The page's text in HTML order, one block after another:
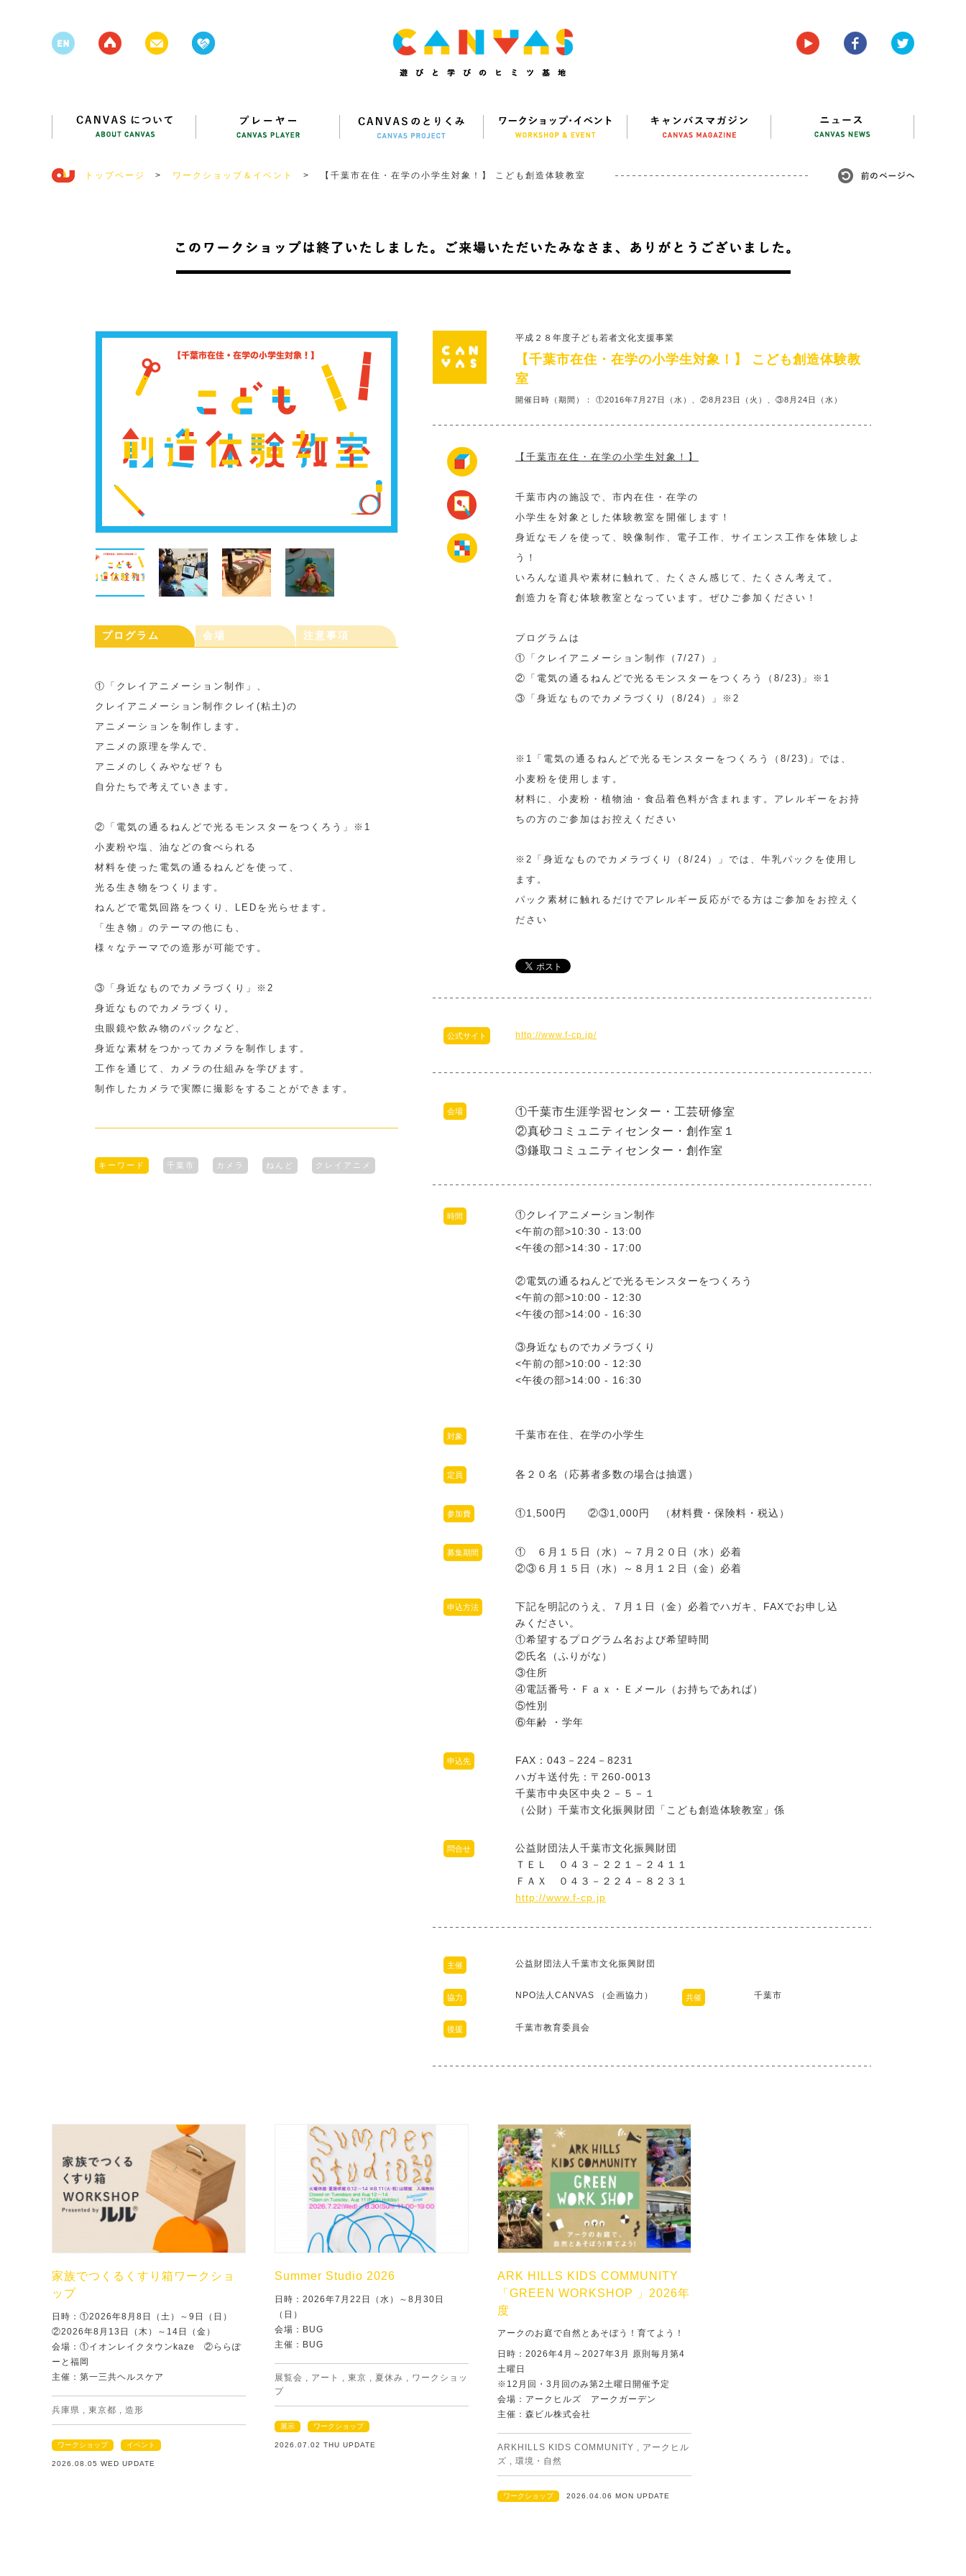
トップページ > ワークショップ＆イベント > 【千葉市在住・在学の小学生対象！】 こども創造体験教室
プログラム 会場 注意事項
①「クレイアニメーション制作」、
クレイアニメーション制作クレイ(粘土)の
アニメーションを制作します。
アニメの原理を学んで、
アニメのしくみやなぜ？も
自分たちで考えていきます。
②「電気の通るねんどで光るモンスターをつくろう」※1
小麦粉や塩、油などの食べられる
材料を使った電気の通るねんどを使って、
光る生き物をつくります。
ねんどで電気回路をつくり、LEDを光らせます。
「生き物」のテーマの他にも、
様々なテーマでの造形が可能です。
③「身近なものでカメラづくり」※2
身近なものでカメラづくり。
虫眼鏡や飲み物のパックなど、
身近な素材をつかってカメラを制作します。
工作を通じて、カメラの仕組みを学びます。
制作したカメラで実際に撮影をすることができます。
キーワード 千葉市 カメラ ねんど クレイアニメ
平成２８年度子ども若者文化支援事業
【千葉市在住・在学の小学生対象！】 こども創造体験教
室
開催日時（期間）： ①2016年7月27日（水）、②8月23日（火）、③8月24日（水）
【千葉市在住・在学の小学生対象！】
千葉市内の施設で、市内在住・在学の
小学生を対象とした体験教室を開催します！
身近なモノを使って、映像制作、電子工作、サイエンス工作を体験しよ
う！
いろんな道具や素材に触れて、たくさん感じて、たくさん考えて。
創造力を育む体験教室となっています。ぜひご参加ください！
プログラムは
①「クレイアニメーション制作（7/27）」
②「電気の通るねんどで光るモンスターをつくろう（8/23)」※1
③「身近なものでカメラづくり（8/24）」※2
※1「電気の通るねんどで光るモンスターをつくろう（8/23)」では、
小麦粉を使用します。
材料に、小麦粉・植物油・食品着色料が含まれます。アレルギーをお持
ちの方のご参加はお控えください
※2「身近なものでカメラづくり（8/24）」では、牛乳パックを使用し
ます。
パック素材に触れるだけでアレルギー反応がでる方はご参加をお控えく
ださい
公式サイト http://www.f-cp.jp/
会場
①千葉市生涯学習センター・工芸研修室
②真砂コミュニティセンター・創作室１
③鎌取コミュニティセンター・創作室
時間
①クレイアニメーション制作
<午前の部>10:30 - 13:00
<午後の部>14:30 - 17:00
②電気の通るねんどで光るモンスターをつくろう
<午前の部>10:00 - 12:30
<午後の部>14:00 - 16:30
③身近なものでカメラづくり
<午前の部>10:00 - 12:30
<午後の部>14:00 - 16:30
対象 千葉市在住、在学の小学生
定員 各２０名（応募者多数の場合は抽選）
参加費 ①1,500円 ②③1,000円 （材料費・保険料・税込）
募集期間
① ６月１５日（水）～７月２０日（水）必着
②③６月１５日（水）～８月１２日（金）必着
申込方法
下記を明記のうえ、７月１日（金）必着でハガキ、FAXでお申し込
みください。
①希望するプログラム名および希望時間
②氏名（ふりがな）
③住所
④電話番号・Ｆａｘ・Ｅメール（お持ちであれば）
⑤性別
⑥年齢 ・学年
申込先
FAX：043－224－8231
ハガキ送付先： 〒260-0013
千葉市中央区中央２－５－１
（公財）千葉市文化振興財団「こども創造体験教室」係
問合せ
公益財団法人千葉市文化振興財団
ＴＥＬ ０４３－２２１－２４１１
ＦＡＸ ０４３－２２４－８２３１
http://www.f-cp.jp
主催 公益財団法人千葉市文化振興財団
協力 NPO法人CANVAS （企画協力） 共催 千葉市
後援 千葉市教育委員会
家族でつくるくすり箱ワークショ
ップ
日時：①2026年8月8日（土）～9日（日）
②2026年8月13日（木）～14日（金）
会場：①イオンレイクタウンkaze ②ららぽ
ーと福岡
主催：第一三共ヘルスケア
兵庫県 , 東京都 , 造形
ワークショップ イベント
2026.08.05 WED UPDATE
Summer Studio 2026
日時：2026年7月22日（水）～8月30日
（日）
会場：BUG
主催：BUG
展覧会 , アート , 東京 , 夏休み , ワークショッ
プ
展示 ワークショップ
2026.07.02 THU UPDATE
ARK HILLS KIDS COMMUNITY
「GREEN WORKSHOP 」2026年
度
アークのお庭で自然とあそぼう！育てよう！
日時：2026年4月～2027年3月 原則毎月第4
土曜日
※12月回・3月回のみ第2土曜日開催予定
会場：アークヒルズ アークガーデン
主催：森ビル株式会社
ARKHILLS KIDS COMMUNITY , アークヒル
ズ , 環境・自然
ワークショップ 2026.04.06 MON UPDATE